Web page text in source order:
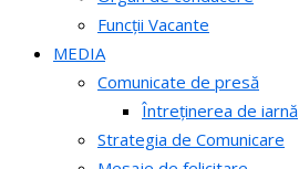
Funcții Vacante
MEDIA
Comunicate de presă
Întreținerea de iarnă
Strategia de Comunicare